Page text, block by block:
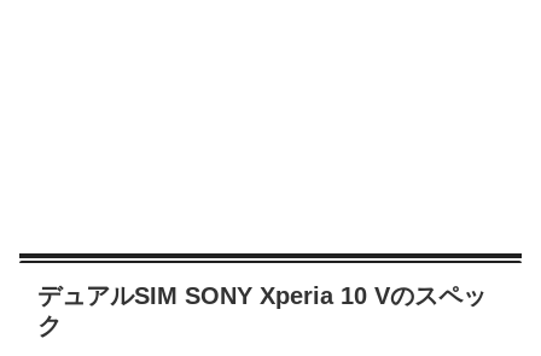
デュアルSIM SONY Xperia 10 Vのスペッ
ク